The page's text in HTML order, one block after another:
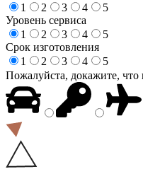
1
2 3 4
5
Уровень сервиса
1
2 3 4
5
Срок изготовления
1
2 3 4
5
Пожалуйста, докажите, что